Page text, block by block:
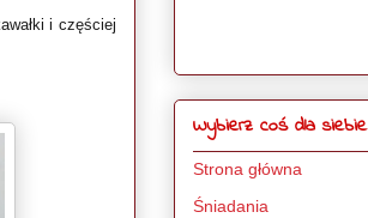
i częściej
Wybierz coś dla siebie
Strona główna
Śniadania